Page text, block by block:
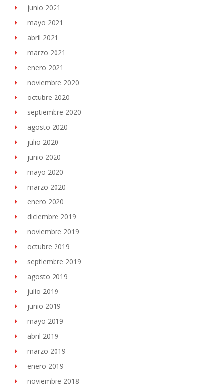
junio 2021
mayo 2021
abril 2021
marzo 2021
enero 2021
noviembre 2020
octubre 2020
septiembre 2020
agosto 2020
julio 2020
junio 2020
mayo 2020
marzo 2020
enero 2020
diciembre 2019
noviembre 2019
octubre 2019
septiembre 2019
agosto 2019
julio 2019
junio 2019
mayo 2019
abril 2019
marzo 2019
enero 2019
noviembre 2018